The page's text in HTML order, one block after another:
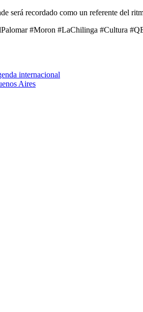
será recordado como un referente del
#Moron #LaChilinga #Cultura
internacional
Aires